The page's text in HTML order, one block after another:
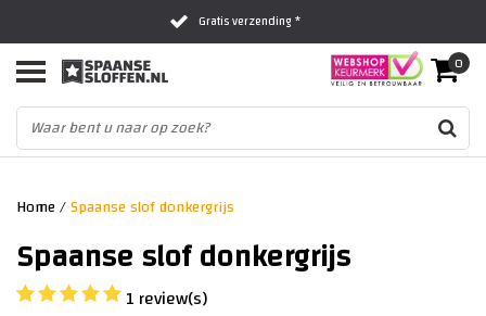
Gratis verzending *
Al 16 jaar het vertrouwde adres
Fysieke winkel in Zwolle
0
Home/Spaanse slof donkergrijs
Spaanse slof donkergrijs
1 review(s)